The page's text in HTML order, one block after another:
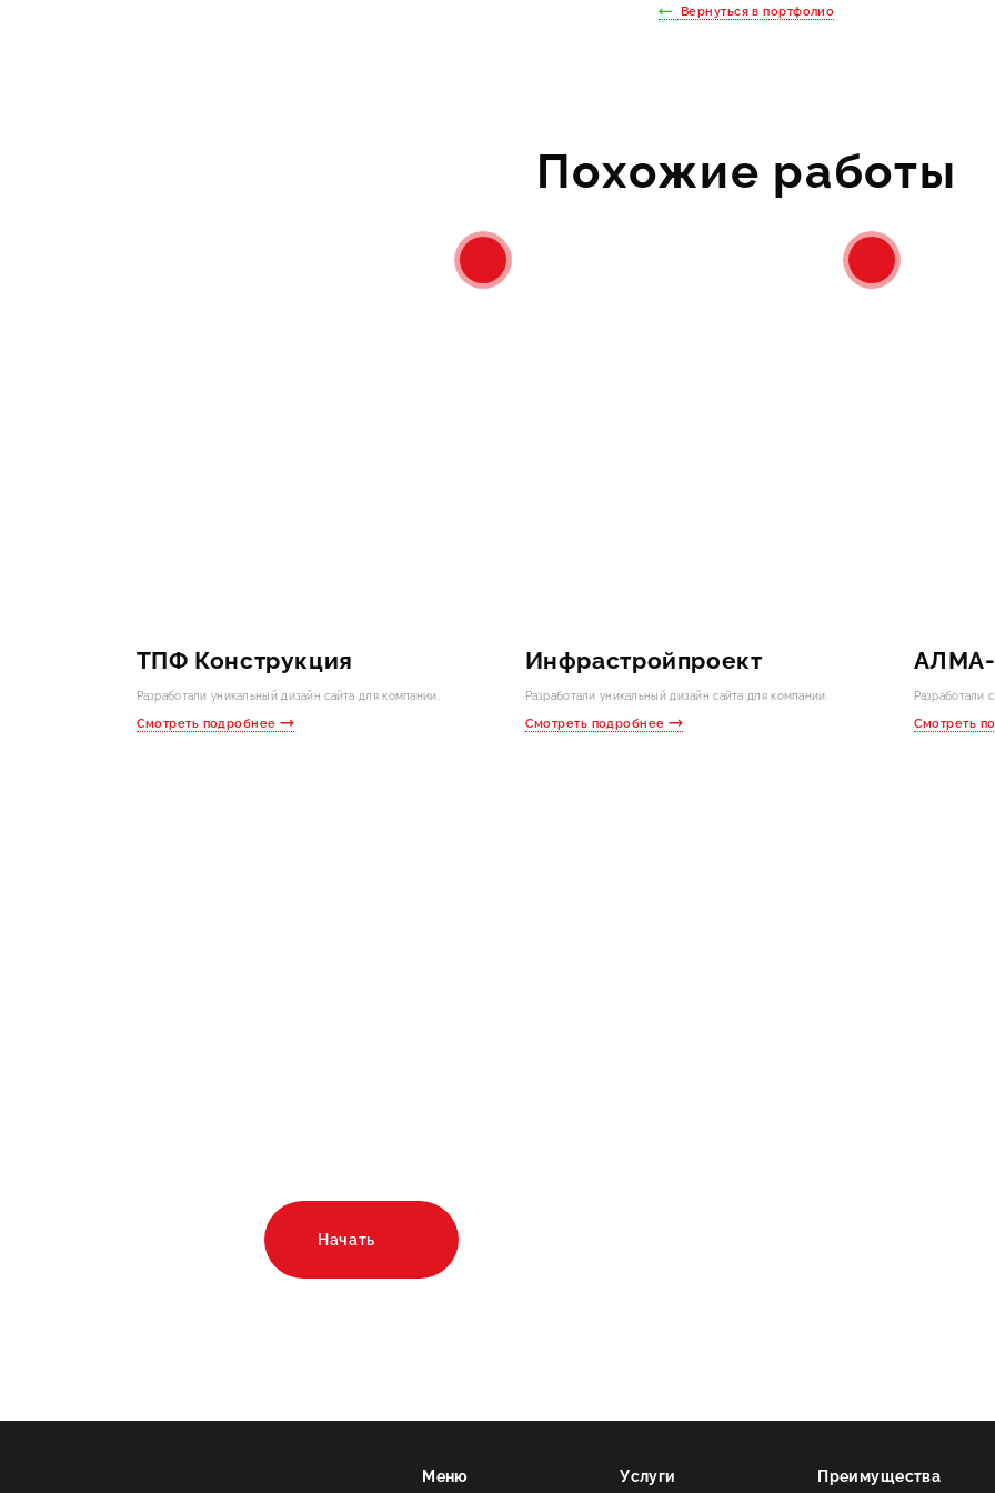
Вернуться в портфолио
Похожие работы
ТПФ Конструкция
Разработали уникальный дизайн сайта для компании.
Смотреть подробнее
Инфрастройпроект
Разработали уникальный дизайн сайта для компании.
Смотреть подробнее
Разработали
Смотреть
Начать
Меню Услуги Преимущества